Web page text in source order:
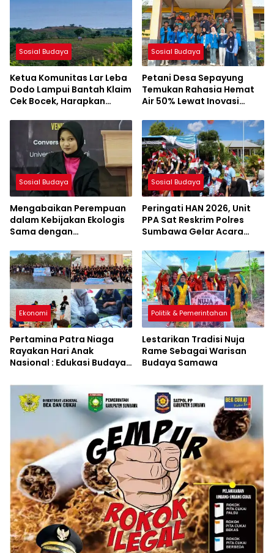
Sosial Budaya
Ketua Komunitas Lar Leba
Dodo Lampui Bantah Klaim
Cek Bocek, Harapkan
Makam Leluhur
Sosial Budaya
Petani Desa Sepayung
Temukan Rahasia Hemat
Air 50% Lewat Inovasi
Sosial Budaya
Mengabaikan Perempuan
dalam Kebijakan Ekologis
Sama dengan
Lingkungan
Sosial Budaya
Peringati HAN 2026, Unit
PPA Sat Reskrim Polres
Sumbawa Gelar Acara
Jorok
Ekonomi
Pertamina Patra Niaga
Rayakan Hari Anak
Nasional : Edukasi Budaya
Lingkungan
Politik & Pemerintahan
Lestarikan Tradisi Nuja
Rame Sebagai Warisan
Budaya Samawa